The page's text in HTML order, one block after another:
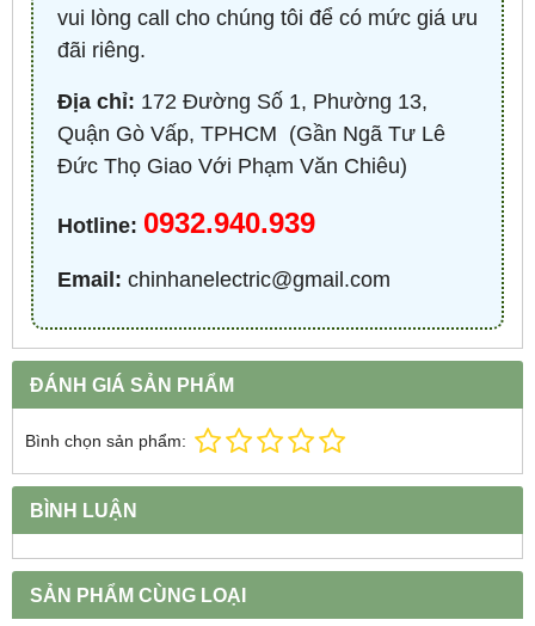
vui lòng call cho chúng tôi để có mức giá ưu
đãi riêng.
Địa chỉ: 172 Đường Số 1, Phường 13,
Quận Gò Vấp, TPHCM ​ (Gần Ngã Tư Lê
Đức Thọ Giao Với Phạm Văn Chiêu)
Hotline: 0932.940.939
Email: chinhanelectric@gmail.com
ĐÁNH GIÁ SẢN PHẨM
Bình chọn sản phẩm:
BÌNH LUẬN
SẢN PHẨM CÙNG LOẠI